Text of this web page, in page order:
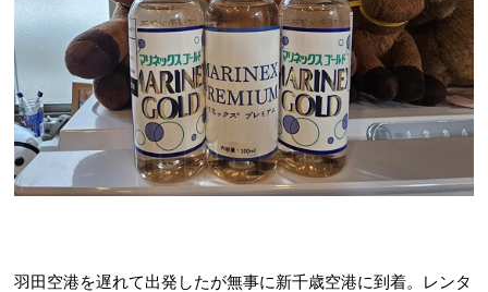
羽田空港を遅れて出発したが無事に新千歳空港に到着。レンタ